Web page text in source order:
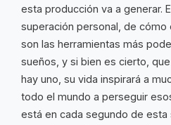
esta producción va a generar.
superación personal, de
son las herramientas más
sueños, y si bien es cierto,
hay uno, su vida inspirará a
todo el mundo a perseguir
está en cada segundo de esta